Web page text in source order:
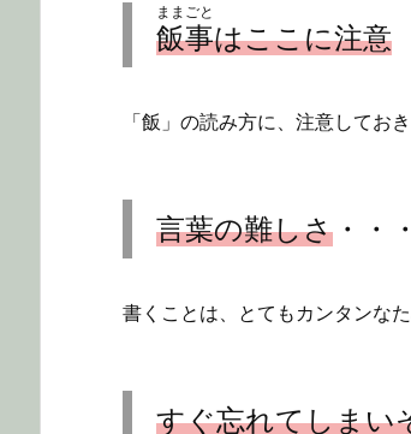
飯事
ままごと
はここに注意
「飯」の読み方に、注意してお
言葉の難しさ ・・・
書くことは、とてもカンタンなた
すぐ忘れてしまい